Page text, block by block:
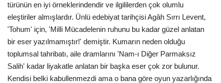
türünün en iyi örneklerindendir ve ilgililerden çok olumlu
eleştiriler almışlardır. Ünlü edebiyat tarihçisi Agâh Sırrı Levent,
'Tohum' için, 'Milli Mücadelenin ruhunu bu kadar güzel anlatan
bir eser yazılmamıştır!' demiştir. Kumarın neden olduğu
toplumsal tahribatı, aile dramlarını 'Nam-ı Diğer Parmaksız
Salih' kadar liyakatle anlatan bir başka eser çok zor bulunur.
Kendisi belki kabullenmezdi ama o bana göre oyun yazarlığında